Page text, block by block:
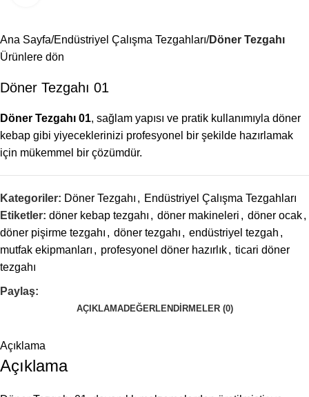
Ana Sayfa Endüstriyel Çalışma Tezgahları Döner Tezgahı
Ürünlere dön
Döner Tezgahı 01
Döner Tezgahı 01, sağlam yapısı ve pratik kullanımıyla döner
kebap gibi yiyeceklerinizi profesyonel bir şekilde hazırlamak
için mükemmel bir çözümdür.
Kategoriler: Döner Tezgahı , Endüstriyel Çalışma Tezgahları
Etiketler: döner kebap tezgahı , döner makineleri , döner ocak,
döner pişirme tezgahı , döner tezgahı , endüstriyel tezgah ,
mutfak ekipmanları , profesyonel döner hazırlık, ticari döner
tezgahı
Paylaş:
AÇIKLAMADEĞERLENDIRMELER (0)
Açıklama
Açıklama